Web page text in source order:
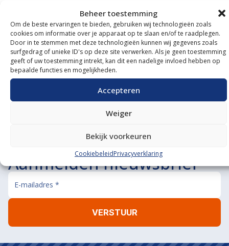
Beheer toestemming
Om de beste ervaringen te bieden, gebruiken wij technologieën zoals
cookies om informatie over je apparaat op te slaan en/of te raadplegen.
Door in te stemmen met deze technologieën kunnen wij gegevens zoals
surfgedrag of unieke ID's op deze site verwerken. Als je geen toestemming
geeft of uw toestemming intrekt, kan dit een nadelige invloed hebben op
bepaalde functies en mogelijkheden.
Accepteren
Weiger
Bekijk voorkeuren
CookiebeleidPrivacyverklaring
Onze showroom
bezoeken?
De koffie staat klaar!
BEL ONS MAIL ONS
Aanmelden nieuwsbrief